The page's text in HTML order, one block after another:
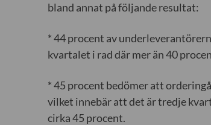
bland annat på följande resultat:
* 44 procent av
kvartalet i rad där mer än 40
* 45 procent bedömer att
vilket innebär att det är tredje
cirka 45 procent.